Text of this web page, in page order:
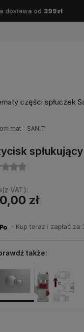
oferty
części spłuczek
mat - SANIT
VAT):
zł
・Kup teraz i zapłać za
także: